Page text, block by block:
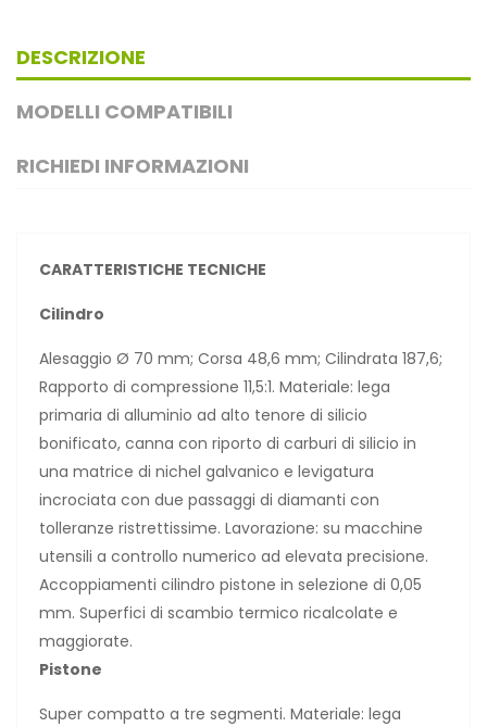
DESCRIZIONE
MODELLI COMPATIBILI
RICHIEDI INFORMAZIONI
CARATTERISTICHE TECNICHE
Cilindro
Alesaggio Ø 70 mm; Corsa 48,6 mm; Cilindrata 187,6;
Rapporto di compressione 11,5:1. Materiale: lega
primaria di alluminio ad alto tenore di silicio
bonificato, canna con riporto di carburi di silicio in
una matrice di nichel galvanico e levigatura
incrociata con due passaggi di diamanti con
tolleranze ristrettissime. Lavorazione: su macchine
utensili a controllo numerico ad elevata precisione.
Accoppiamenti cilindro pistone in selezione di 0,05
mm. Superfici di scambio termico ricalcolate e
maggiorate.
Pistone
Super compatto a tre segmenti. Materiale: lega